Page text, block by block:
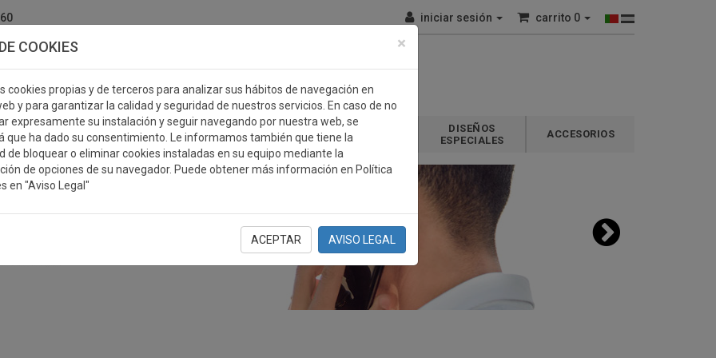
×
COOKIES
cookies propias y de terceros para analizar sus hábitos de navegación en
y para garantizar la calidad y seguridad de nuestros servicios. En caso de no
expresamente su instalación y seguir navegando por nuestra web, se
que ha dado su consentimiento. Le informamos también que tiene la
de bloquear o eliminar cookies instaladas en su equipo mediante la
de opciones de su navegador. Puede obtener más información en Política
en "Aviso Legal"
ACEPTAR AVISO LEGAL
iniciar sesión carrito 0
MEDALLAS PLACAS REGALOS
DISEÑOS
ESPECIALES
ACCESORIOS